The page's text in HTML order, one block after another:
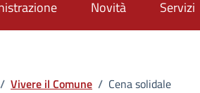
Novità Servizi
/ Vivere il Comune / Cena solidale